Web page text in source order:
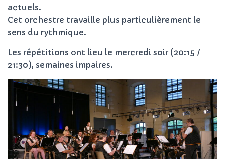
actuels.
Cet orchestre travaille plus particulièrement le
sens du rythmique.
Les répétitions ont lieu le mercredi soir (20:15 /
21:30), semaines impaires.